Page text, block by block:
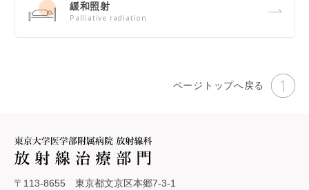
緩和照射
Palliative radiation
〒113-8655 東京都文京区本郷7-3-1
ページトップへ戻る